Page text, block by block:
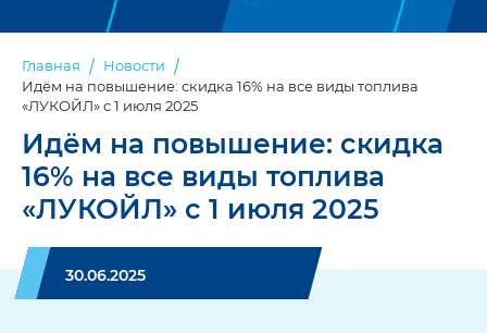
Главная
Новости
Идём на повышение: скидка 16% на все виды топлива
«ЛУКОЙЛ» с 1 июля 2025
Идём на повышение: скидка
16% на все виды топлива
«ЛУКОЙЛ» с 1 июля 2025
30.06.2025